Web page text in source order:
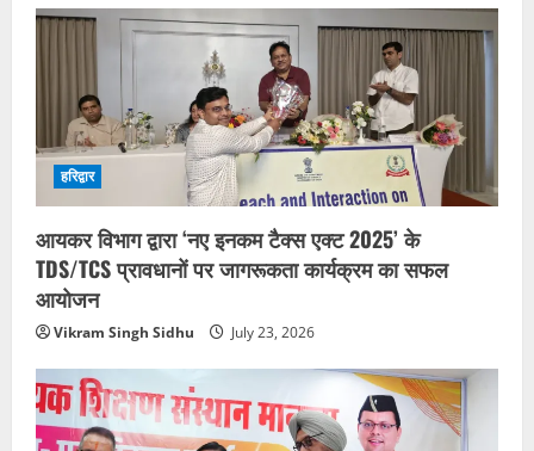
हरिद्वार
आयकर विभाग द्वारा ‘नए इनकम टैक्स एक्ट 2025’ के
TDS/TCS प्रावधानों पर जागरूकता कार्यक्रम का सफल
आयोजन
Vikram Singh Sidhu July 23, 2026